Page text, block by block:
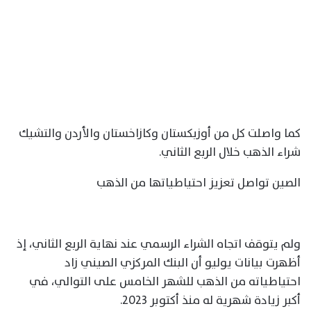
كما واصلت كل من أوزبكستان وكازاخستان والأردن والتشيك
شراء الذهب خلال الربع الثاني.
الصين تواصل تعزيز احتياطياتها من الذهب
ولم يتوقف اتجاه الشراء الرسمي عند نهاية الربع الثاني، إذ
أظهرت بيانات يوليو أن البنك المركزي الصيني زاد
احتياطياته من الذهب للشهر الخامس على التوالي، في
أكبر زيادة شهرية له منذ أكتوبر 2023.